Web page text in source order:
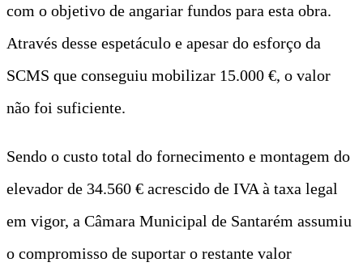
com o objetivo de angariar fundos para esta obra.
Através desse espetáculo e apesar do esforço da
SCMS que conseguiu mobilizar 15.000 €, o valor
não foi suficiente.
Sendo o custo total do fornecimento e montagem do
elevador de 34.560 € acrescido de IVA à taxa legal
em vigor, a Câmara Municipal de Santarém assumiu
o compromisso de suportar o restante valor